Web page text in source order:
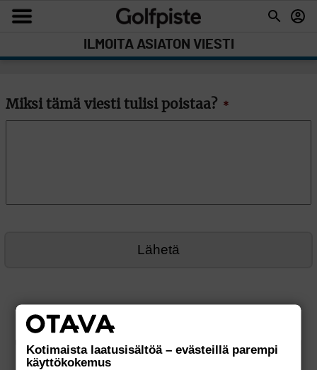
ILMOITA ASIATON VIESTI
Miksi tämä viesti tulisi poistaa? *
Kotimaista laatusisältöä – evästeillä parempi
käyttökokemus